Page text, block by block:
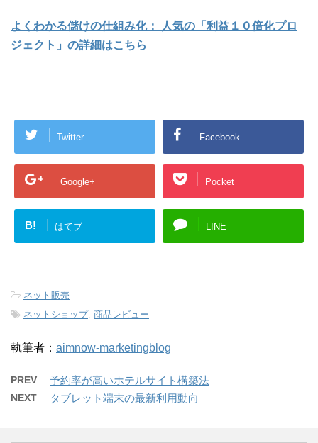
よくわかる儲けの仕組み化： 人気の「利益１０倍化プロ
ジェクト」の詳細はこちら
Twitter Facebook
Google+ Pocket
B! はてブ LINE
-ネット販売
-ネットショップ, 商品レビュー
執筆者： aimnow-marketingblog
PREV 予約率が高いホテルサイト構築法
NEXT タブレット端末の最新利用動向